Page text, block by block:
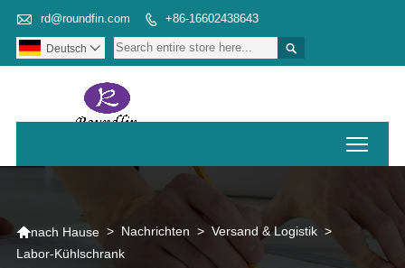
 rd@roundfin.com  +86-16602438643

Deutsch 
nach Hause > Nachrichten > Versand & Logistik >
Labor-Kühlschrank